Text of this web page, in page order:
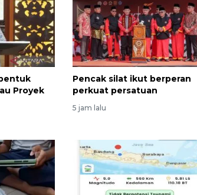
Proyek
Pencak silat ikut berperan
perkuat persatuan
5 jam lalu